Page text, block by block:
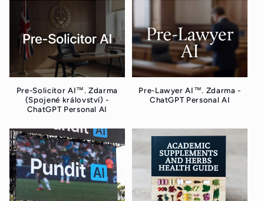
Pre-Solicitor AI™. Zdarma
(Spojené království) -
ChatGPT Personal AI
Pre-Lawyer AI™. Zdarma -
ChatGPT Personal AI